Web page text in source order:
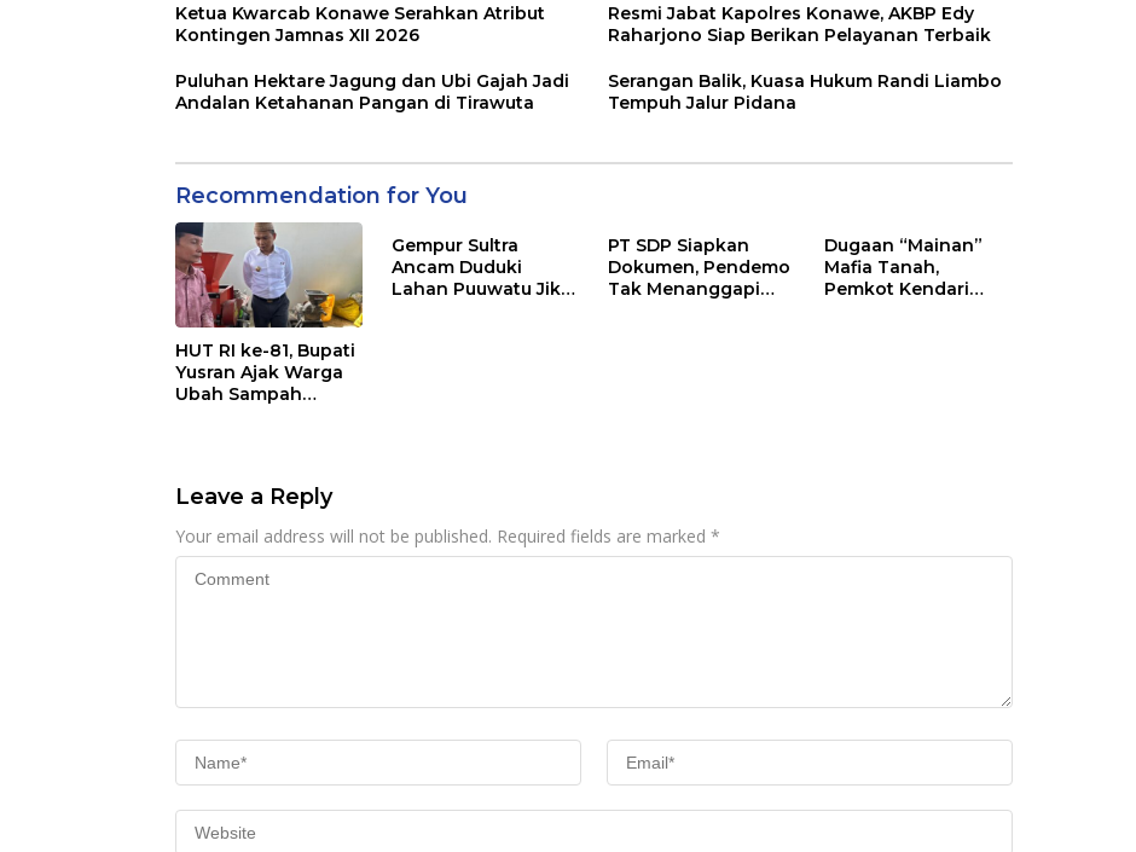
Ketua Kwarcab Konawe Serahkan Atribut
Kontingen Jamnas XII 2026
Resmi Jabat Kapolres Konawe, AKBP Edy
Raharjono Siap Berikan Pelayanan Terbaik
Puluhan Hektare Jagung dan Ubi Gajah Jadi
Andalan Ketahanan Pangan di Tirawuta
Serangan Balik, Kuasa Hukum Randi Liambo
Tempuh Jalur Pidana
Recommendation for You
HUT RI ke-81, Bupati
Yusran Ajak Warga
Ubah Sampah
Gempur Sultra
Ancam Duduki
Lahan Puuwatu Jika
PT SDP Siapkan
Dokumen, Pendemo
Tak Menanggapi
Dugaan “Mainan”
Mafia Tanah,
Pemkot Kendari
Leave a Reply
Your email address will not be published. Required fields are marked *